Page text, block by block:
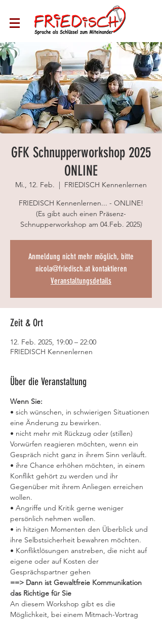
GFK Schnupperworkshop 2025
ONLINE
Mi., 12. Feb.
  |
FRIEDISCH Kennenlernen
FRIEDISCH Kennenlernen... - ONLINE!
(Es gibt auch einen Präsenz-
Schnupperworkshop am 04.Feb. 2025)
Anmeldung nicht mehr möglich, bitte
nicola@friedisch.at kontaktieren
Veranstaltungsdetails
Zeit & Ort
12. Feb. 2025, 19:00 – 22:00
FRIEDISCH Kennenlernen
Über die Veranstaltung
Wenn Sie:
• sich wünschen, in schwierigen Situationen
eine Änderung zu bewirken.
• nicht mehr mit Rückzug oder (stillen)
Vorwürfen reagieren möchten, wenn ein
Gespräch nicht ganz in ihrem Sinn verläuft.
• ihre Chance erhöhen möchten, in einem
Konflikt gehört zu werden und ihr
Gegenüber mit ihrem Anliegen erreichen
wollen.
• Angriffe und Kritik gerne weniger
persönlich nehmen wollen.
• in hitzigen Momenten den Überblick und
ihre Selbstsicherheit bewahren möchten.
• Konfliktlösungen anstreben, die nicht auf
eigene oder auf Kosten der
Gesprächspartner gehen
==> Dann ist Gewaltfreie Kommunikation
das Richtige für Sie
An diesem Workshop gibt es die
Möglichkeit, bei einem Mitmach-Vortrag